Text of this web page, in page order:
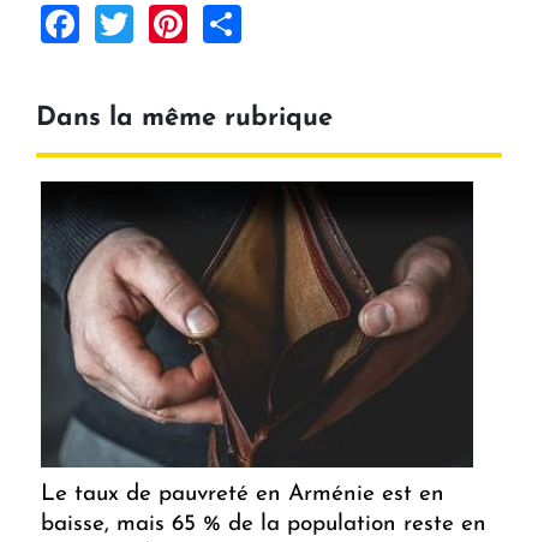
Facebook
TwitterPinterest
Dans la même rubrique
Le taux de pauvreté en Arménie est en
baisse, mais 65 % de la population reste en